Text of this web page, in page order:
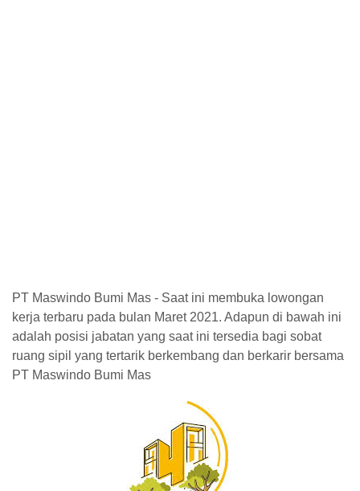
PT Maswindo Bumi Mas - Saat ini membuka lowongan
kerja terbaru pada bulan Maret 2021. Adapun di bawah ini
adalah posisi jabatan yang saat ini tersedia bagi sobat
ruang sipil yang tertarik berkembang dan berkarir bersama
PT Maswindo Bumi Mas